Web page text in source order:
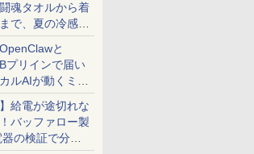
魂タオルから着
で、夏の冷感グ
と
プリインで届い
ルAIが動くミニ
」
給電が途切れな
バッファロー製
の検証で分か